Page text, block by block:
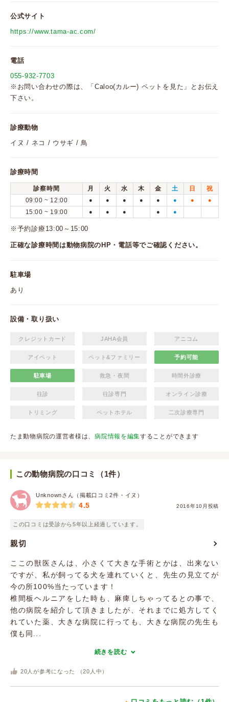
公式サイト
https://www.tama-ac.com/
電話
055-932-7703
※お問い合わせの際は、「Caloo(カルー) ペットを見た」とお伝え
下さい。
診療動物
イヌ / ネコ / ウサギ / 鳥
診療時間
診察時間 月 火 水 木 金 土 日
祝
09:00 ~ 12:00
● ● ● ● ● ● ● ●
15:00 ~ 19:00 ● ● ● ● ●
※予約診療13:00～15:00
正確な診療時間は動物病院のHP・電話等でご確認ください。
駐車場
あり
設備・取り扱い
クレジットカード JAHA会員 アニコム
アイペット ペット&ファミリー 予約可能
駐車場 救急・夜間 時間外診療
往診 往診専門 オンライン診療
トリミング ペットホテル 二次診療専門
たま動物病院の運営者様は、病院情報を編集することができます
この動物病院の口コミ（1件）
Unknownさん（掲載口コミ2件・イヌ）
2016年10月投稿
4.5
この口コミは受診から5年以上経過しています。
親切
ここの獣医さんは、小さくて大きな手術とかは、出来ない
ですが、私が飼ってる犬を連れていくと、先生の見立てが
今の所100%当たっています！
椎間板ヘルニアをした時も、麻痺しちゃってるとの事で、
他の病院を紹介して頂きましたが、それまでに処方してく
れていた薬、大きな病院に行っても、大きな病院の先生も
僕も同...
続きを読む
20 人が参考になった （20 人中）